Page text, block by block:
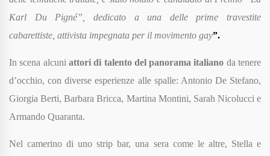
Karl Du Pigné”, dedicato a una delle prime travestite
cabarettiste, attivista impegnata per il movimento gay”.
In scena alcuni attori di talento del panorama italiano da tenere
d’occhio, con diverse esperienze alle spalle: Antonio De Stefano,
Giorgia Berti, Barbara Bricca, Martina Montini, Sarah Nicolucci e
Armando Quaranta.
Nel camerino di uno strip bar, una sera come le altre, Stella e